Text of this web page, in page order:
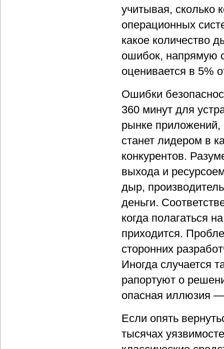
учитывая, сколько
операционных
какое количество
ошибок, напрямую
оценивается в 5%
Ошибки
360 минут для
рынке приложений,
станет лидером в
конкурентов.
выхода и
дыр,
деньги.
когда полагаться
приходится.
сторонних
Иногда случается
рапортуют о
опасная иллюзия
Если опять
тысячах